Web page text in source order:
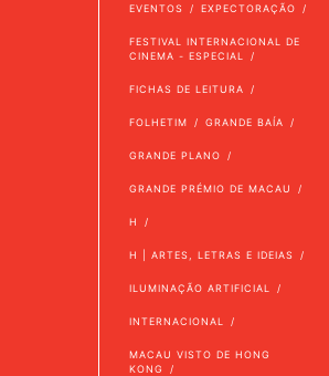
EVENTOS EXPECTORAÇÃO
FESTIVAL INTERNACIONAL DE
CINEMA - ESPECIAL
FICHAS DE LEITURA
FOLHETIM GRANDE BAÍA
GRANDE PLANO
GRANDE PRÉMIO DE MACAU
H
H | ARTES, LETRAS E IDEIAS
ILUMINAÇÃO ARTIFICIAL
INTERNACIONAL
MACAU VISTO DE HONG
KONG